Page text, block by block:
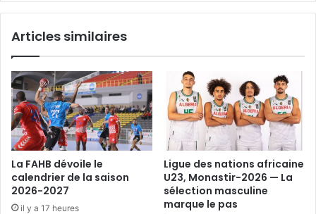
Articles similaires
La FAHB dévoile le
calendrier de la saison
2026-2027
il y a 17 heures
Ligue des nations africaine
U23, Monastir-2026 — La
sélection masculine
marque le pas